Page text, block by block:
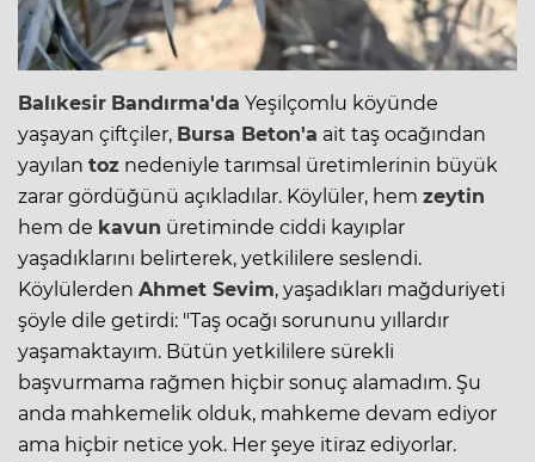
Balıkesir Bandırma'da Yeşilçomlu köyünde
yaşayan çiftçiler, Bursa Beton'a ait taş ocağından
yayılan toz nedeniyle tarımsal üretimlerinin büyük
zarar gördüğünü açıkladılar. Köylüler, hem zeytin
hem de kavun üretiminde ciddi kayıplar
yaşadıklarını belirterek, yetkililere seslendi.
Köylülerden Ahmet Sevim, yaşadıkları mağduriyeti
şöyle dile getirdi: "Taş ocağı sorununu yıllardır
yaşamaktayım. Bütün yetkililere sürekli
başvurmama rağmen hiçbir sonuç alamadım. Şu
anda mahkemelik olduk, mahkeme devam ediyor
ama hiçbir netice yok. Her şeye itiraz ediyorlar.